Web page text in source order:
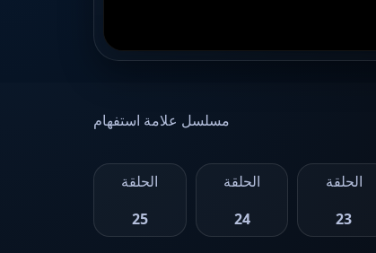
مسلسل علامة استفهام
الحلقة
23
الحلقة
24
الحلقة
25